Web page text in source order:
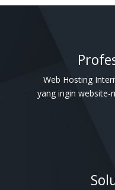
Web Hosting
yang ingin website-